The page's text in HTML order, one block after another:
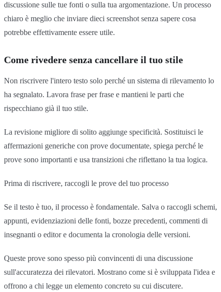
discussione sulle tue fonti o sulla tua argomentazione. Un processo
chiaro è meglio che inviare dieci screenshot senza sapere cosa
potrebbe effettivamente essere utile.
Come rivedere senza cancellare il tuo stile
Non riscrivere l'intero testo solo perché un sistema di rilevamento lo
ha segnalato. Lavora frase per frase e mantieni le parti che
rispecchiano già il tuo stile.
La revisione migliore di solito aggiunge specificità. Sostituisci le
affermazioni generiche con prove documentate, spiega perché le
prove sono importanti e usa transizioni che riflettano la tua logica.
Prima di riscrivere, raccogli le prove del tuo processo
Se il testo è tuo, il processo è fondamentale. Salva o raccogli schemi,
appunti, evidenziazioni delle fonti, bozze precedenti, commenti di
insegnanti o editor e documenta la cronologia delle versioni.
Queste prove sono spesso più convincenti di una discussione
sull'accuratezza dei rilevatori. Mostrano come si è sviluppata l'idea e
offrono a chi legge un elemento concreto su cui discutere.